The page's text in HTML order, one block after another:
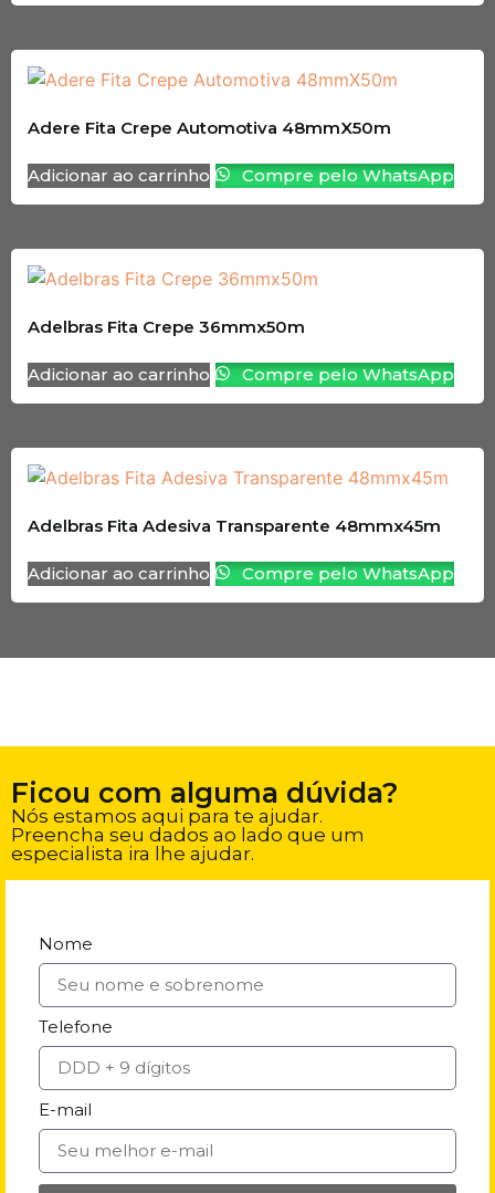
Adere Fita Crepe Automotiva 48mmX50m
Adicionar ao carrinho Compre pelo WhatsApp
Adelbras Fita Crepe 36mmx50m
Adicionar ao carrinho Compre pelo WhatsApp
Adelbras Fita Adesiva Transparente 48mmx45m
Adicionar ao carrinho Compre pelo WhatsApp
Ficou com alguma dúvida?
Nós estamos aqui para te ajudar.
Preencha seu dados ao lado que um
especialista ira lhe ajudar.
Nome
Telefone
E-mail